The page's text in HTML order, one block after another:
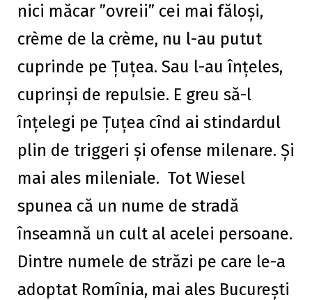
nici măcar ”ovreii” cei mai făloși,
crème de la crème, nu l-au putut
cuprinde pe Țuțea. Sau l-au înțeles,
cuprinși de repulsie. E greu să-l
înțelegi pe Țuțea cînd ai stindardul
plin de triggeri și ofense milenare. Și
mai ales mileniale. Tot Wiesel
spunea că un nume de stradă
înseamnă un cult al acelei persoane.
Dintre numele de străzi pe care le-a
adoptat Romînia, mai ales București